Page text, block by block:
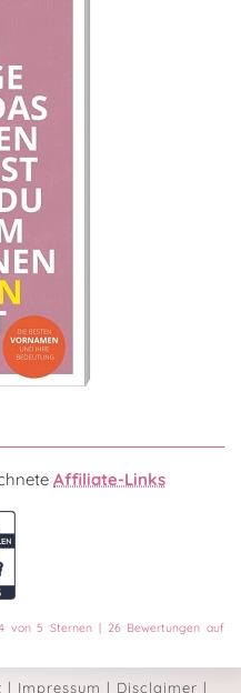
Affiliate-Links
von5 Sternen | 26Bewertungen auf
| Impressum | Disclaimer |